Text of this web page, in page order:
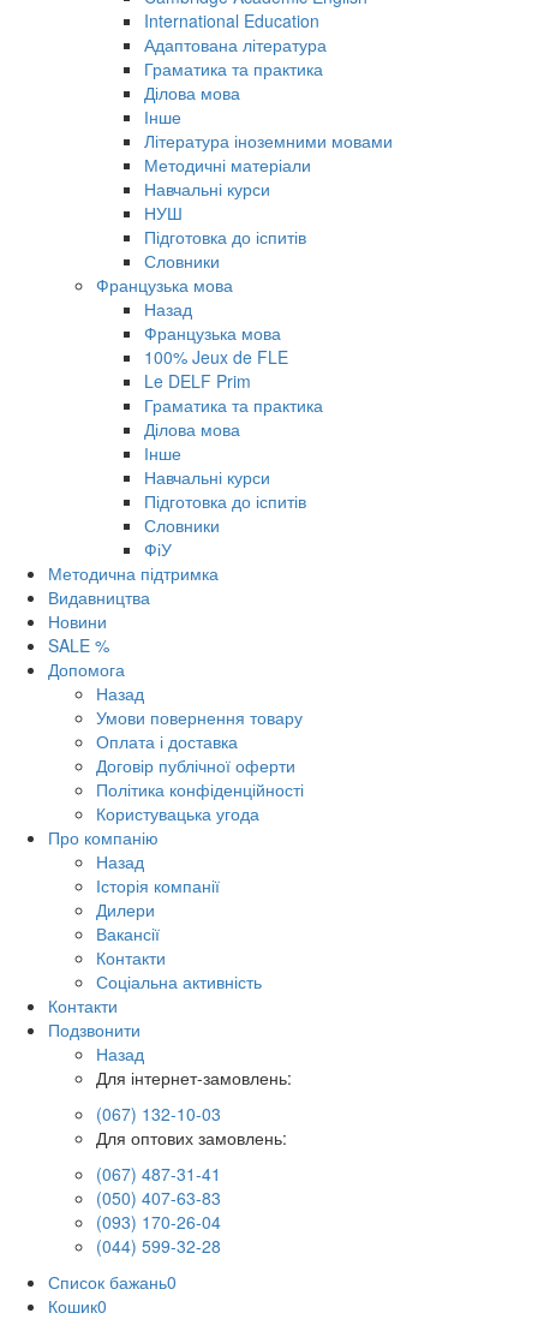
International Education
Адаптована література
Граматика та практика
Ділова мова
Інше
Література іноземними мовами
Методичні матеріали
Навчальні курси
НУШ
Підготовка до іспитів
Словники
Французька мова
Назад
Французька мова
100% Jeux de FLE
Le DELF Prim
Граматика та практика
Ділова мова
Інше
Навчальні курси
Підготовка до іспитів
Словники
ФіУ
Методична підтримка
Видавництва
Новини
SALE %
Допомога
Назад
Умови повернення товару
Оплата і доставка
Договір публічної оферти
Політика конфіденційності
Користувацька угода
Про компанію
Назад
Історія компанії
Дилери
Вакансії
Контакти
Соціальна активність
Контакти
Подзвонити
Назад
Для інтернет-замовлень:
(067) 132-10-03
Для оптових замовлень:
(067) 487-31-41
(050) 407-63-83
(093) 170-26-04
(044) 599-32-28
Список бажань0
Кошик0